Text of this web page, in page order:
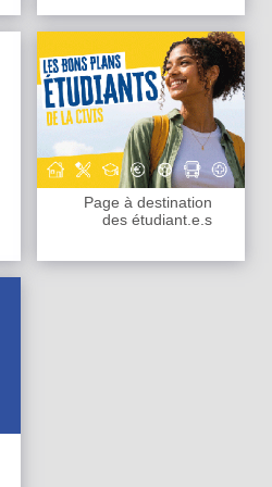
Page à destination
des étudiant.e.s